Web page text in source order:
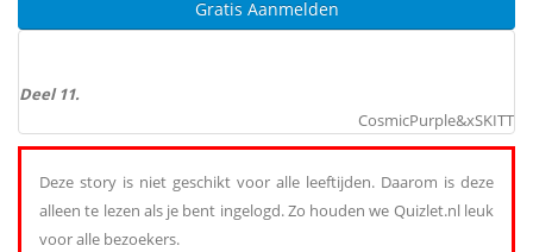
Gratis Aanmelden
Deel 11.
CosmicPurple&xSKITT
Deze story is niet geschikt voor alle leeftijden. Daarom is deze
alleen te lezen als je bent ingelogd. Zo houden we Quizlet.nl leuk
voor alle bezoekers.